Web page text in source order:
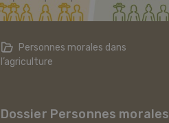
Personnes morales dans
l’agriculture
Dossier Personnes morales